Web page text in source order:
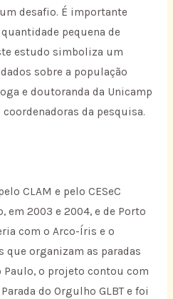
desafio. É importante
pequena de
estudo simboliza um
sobre a população
e doutoranda da Unicamp
da pesquisa.
CLAM e pelo CESeC
em 2003 e 2004, e de Porto
com o Arco-Íris e o
que organizam as paradas
Paulo, o projeto contou com
do Orgulho GLBT e foi